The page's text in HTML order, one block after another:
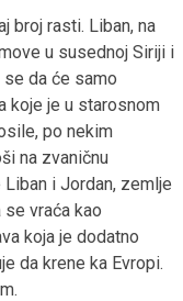
broj rasti. Liban, na
u susednoj Siriji i
da će samo
koje je u starosnom
po nekim
na zvaničnu
i Jordan, zemlje
vraća kao
koja je dodatno
da krene ka Evropi.